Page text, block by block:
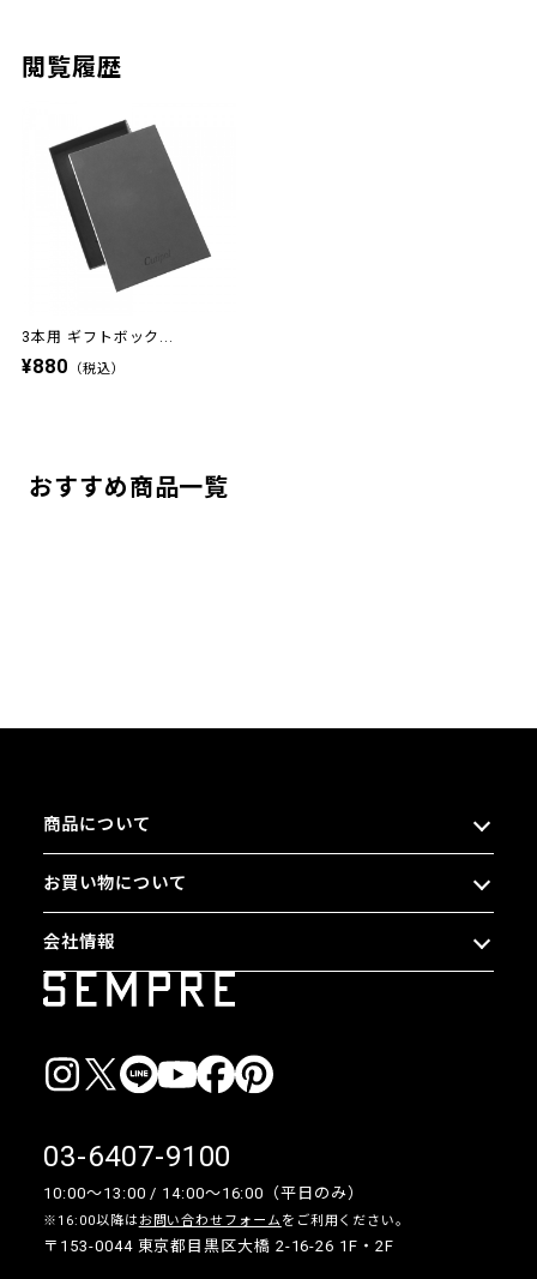
閲覧履歴
3本用 ギフトボック...
¥880 （税込）
おすすめ商品一覧
商品について
お買い物について
会社情報
03-6407-9100
10:00〜13:00 / 14:00〜16:00（平日のみ）
※16:00以降は お問い合わせフォームをご利用ください。
〒153-0044 東京都目黒区大橋 2-16-26 1F・2F